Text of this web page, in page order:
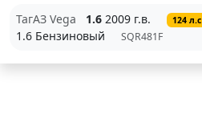
ТагАЗ Vega 1.6 2009 г.в. 124 л.с
1.6 Бензиновый SQR481F